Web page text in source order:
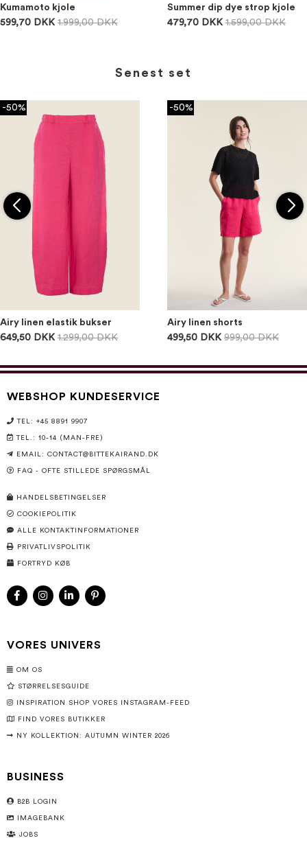
Kumamoto kjole
599,70 DKK 1.999,00 DKK
Summer dip dye strop kjole
479,70 DKK 1.599,00 DKK
Senest set
-50%
Airy linen elastik bukser
649,50 DKK 1.299,00 DKK
-50%
Airy linen shorts
499,50 DKK 999,00 DKK
WEBSHOP KUNDESERVICE
TEL: +45 8891 9907
TEL.: 10-14 (MAN-FRE)
EMAIL: CONTACT@BITTEKAIRAND.DK
FAQ - OFTE STILLEDE SPØRGSMÅL
HANDELSBETINGELSER
COOKIEPOLITIK
ALLE KONTAKTINFORMATIONER
PRIVATLIVSPOLITIK
FORTRYD KØB
VORES UNIVERS
OM OS
STØRRELSESGUIDE
INSPIRATION SHOP VORES INSTAGRAM-FEED
FIND VORES BUTIKKER
NY KOLLEKTION: AUTUMN WINTER 2026
BUSINESS
B2B LOGIN
IMAGEBANK
JOBS